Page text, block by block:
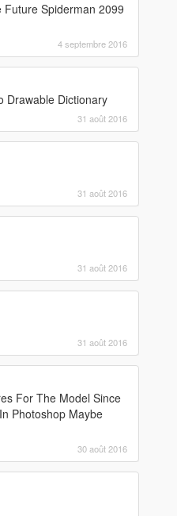
Future Spiderman 2099
4 septembre 2016
Drawable Dictionary
31 août 2016
31 août 2016
31 août 2016
31 août 2016
For The Model Since
Photoshop Maybe
30 août 2016